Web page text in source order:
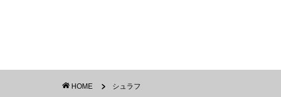
HOME シュラフ